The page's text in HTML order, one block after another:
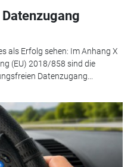
als Erfolg sehen: Im Anhang X
(EU) 2018/858 sind die
Datenzugang...